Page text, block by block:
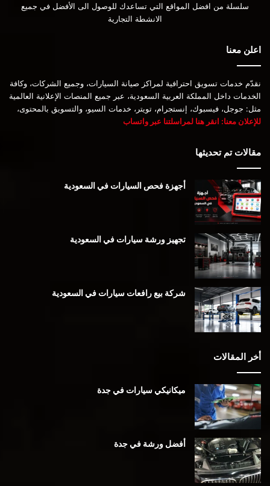
سلسلة من افضل المواقع التي تساعدك للوصول الى الأفضل في جميع
الانشطة التجارية
اعلن معنا
نقدّم خدمات تسويق احترافية لمراكز صيانة السيارات، وجميع الشركات، وكافة
الخدمات داخل المملكة العربية السعودية، عبر جميع المنصات الإعلانية العالمية
مثل: جوجل، فيسبوك، إنستجرام، تويتر، خدمات السيو، والتسويق بالمحتوى،
للإعلان معنا: انقر هنا لمراسلتنا عبر واتساب
مقالات تم تحديثها
أجهزة فحص السيارات في السعودية
تجهيز ورشة سيارات في السعودية
شركة بيع رافعات سيارات في السعودية
أخر المقالات
ميكانيكي سيارات في جدة
أفضل ورشة في جدة